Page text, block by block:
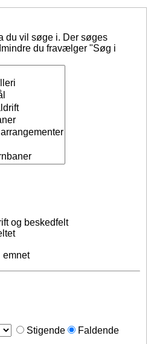
du vil søge i. Der søges
du fravælger "Søg i
og beskedfelt
emnet
Stigende
Faldende